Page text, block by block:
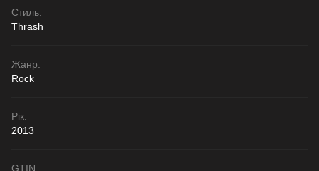
Стиль:
Thrash
Жанр:
Rock
Рік:
2013
GTIN: